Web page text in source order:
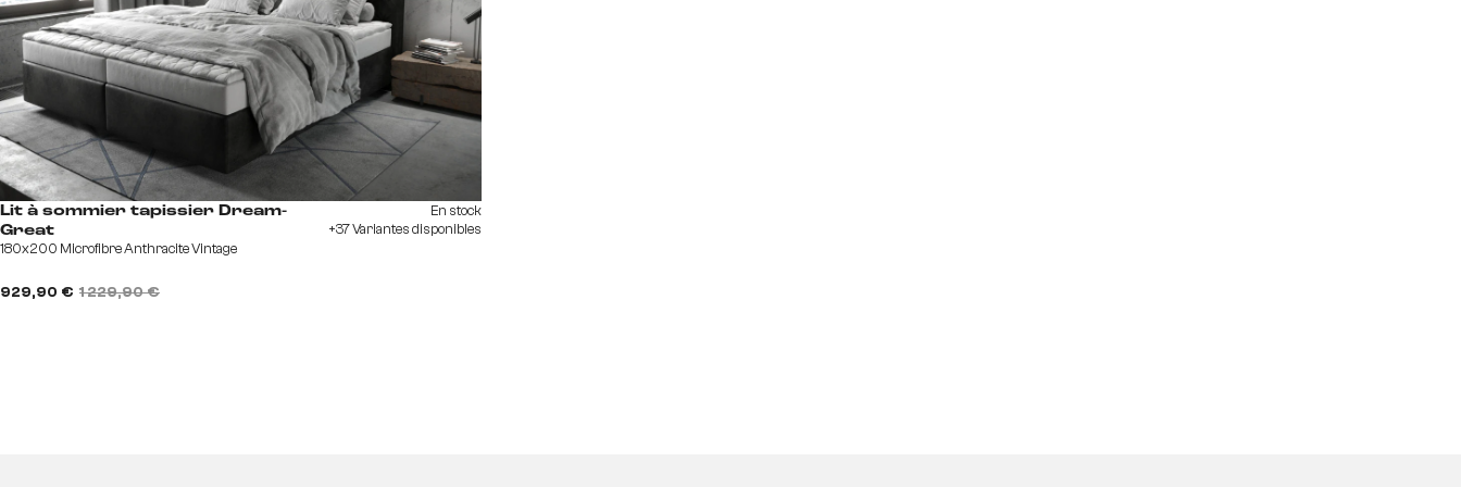
Lit à sommier tapissier Dream-
Great
180x200 Microfibre Anthracite Vintage
929,90 € 1 229,90 €
En stock
+37 Variantes disponibles